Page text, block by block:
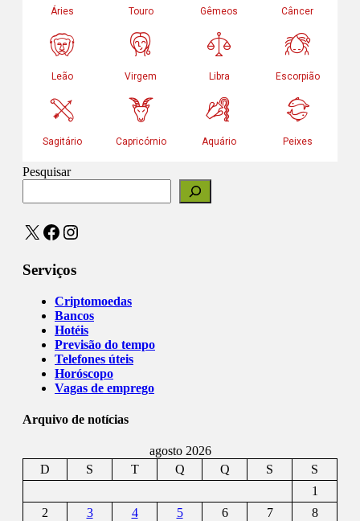
Pesquisar
X Facebook
Instagram
Serviços
Criptomoedas
Bancos
Hotéis
Previsão do tempo
Telefones úteis
Horóscopo
Vagas de emprego
Arquivo de notícias
agosto 2026
D
S T Q Q S
S
1
2
3 4 5 6 7
8